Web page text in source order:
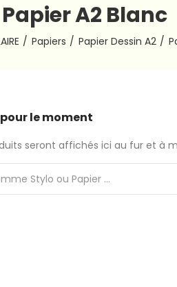
Papier A2 Blanc
Papiers Papier Dessin A2
le moment
seront affichés ici au fur et à